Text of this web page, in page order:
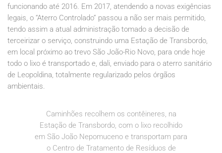
funcionando até 2016. Em 2017, atendendo a novas exigências
legais, o “Aterro Controlado” passou a não ser mais permitido,
tendo assim a atual administração tomado a decisão de
terceirizar o serviço, construindo uma Estação de Transbordo,
em local próximo ao trevo São João-Rio Novo, para onde hoje
todo o lixo é transportado e, dali, enviado para o aterro sanitário
de Leopoldina, totalmente regularizado pelos órgãos
ambientais.
Caminhões recolhem os contêineres, na
Estação de Transbordo, com o lixo recolhido
em São João Nepomuceno e transportam para
o Centro de Tratamento de Resíduos de